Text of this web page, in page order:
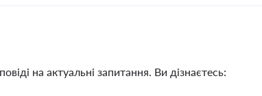
на актуальні запитання. Ви дізнаєтесь: